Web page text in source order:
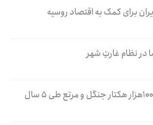
برای کمک به اقتصاد روسیه
نظام غارتِ شهر